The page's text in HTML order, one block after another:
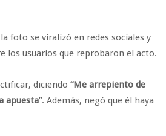
foto se viralizó en redes sociales y
los usuarios que reprobaron el acto.
diciendo “Me arrepiento de
apuesta”. Además, negó que él haya